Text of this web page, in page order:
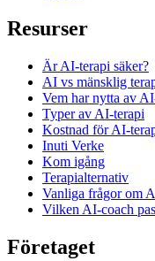
Resurser
Är AI-terapi säker?
AI vs mänsklig
Vem har nytta av
Typer av AI-terapi
Kostnad för AI-
Inuti Verke
Kom igång
Terapi­alternativ
Vanliga frågor om
Vilken AI-coach
Företaget